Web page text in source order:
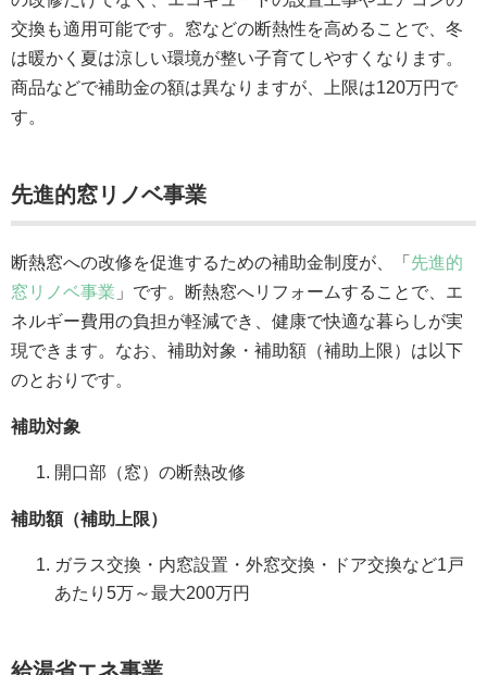
交換も適用可能です。窓などの断熱性を高めることで、冬
は暖かく夏は涼しい環境が整い子育てしやすくなります。
商品などで補助金の額は異なりますが、上限は120万円で
す。
先進的窓リノベ事業
断熱窓への改修を促進するための補助金制度が、「 先進的
窓リノベ事業 」です。断熱窓へリフォームすることで、エ
ネルギー費用の負担が軽減でき、健康で快適な暮らしが実
現できます。なお、補助対象・補助額（補助上限）は以下
のとおりです。
補助対象
開口部（窓）の断熱改修
補助額（補助上限）
ガラス交換・内窓設置・外窓交換・ドア交換など1戸
あたり5万～最大200万円
給湯省エネ事業